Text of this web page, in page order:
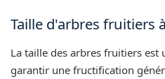
Taille d'arbres fruitiers
La taille des arbres fruitiers est
garantir une fructification